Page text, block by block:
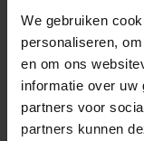
We gebruiken
personaliseren,
en om ons
informatie over uw
partners voor
partners kunnen